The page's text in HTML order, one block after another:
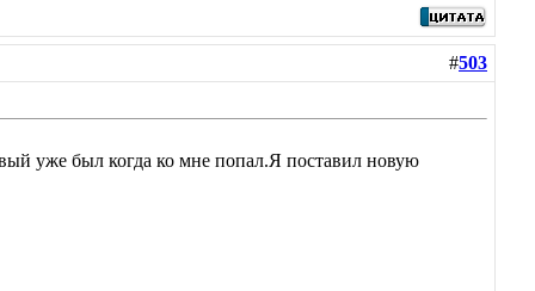
#503
уже был когда ко мне попал.Я поставил новую